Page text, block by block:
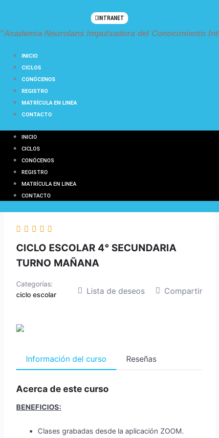
contenido
INTRANET
"Academia Neurolans Impulsadora del Conocimiento
INICIO
CICLOS
CONÓCENOS
REGISTRO
MATRÍCULA EN LINEA
CONTACTO
INICIO
CICLOS
CONÓCENOS
REGISTRO
MATRÍCULA EN LINEA
CONTACTO
CICLO ESCOLAR 4° SECUNDARIA
TURNO MAÑANA
Categorías:
ciclo escolar
Lista de deseos Compartir
Información del curso Reseñas
Acerca de este curso
BENEFICIOS:
Clases grabadas desde la aplicación ZOOM.